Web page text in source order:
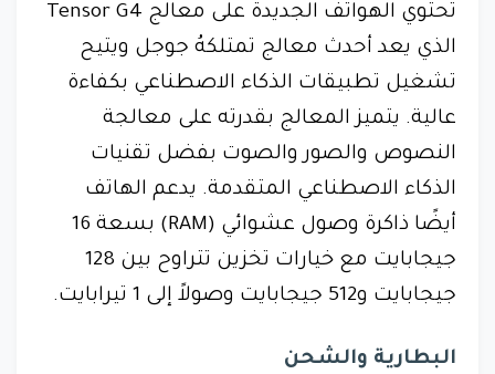
تحتوي الهواتف الجديدة على معالج Tensor G4
الذي يعد أحدث معالج تمتلكهُ جوجل ويتيح
تشغيل تطبيقات الذكاء الاصطناعي بكفاءة
عالية. يتميز المعالج بقدرته على معالجة
النصوص والصور والصوت بفضل تقنيات
الذكاء الاصطناعي المتقدمة. يدعم الهاتف
أيضًا ذاكرة وصول عشوائي (RAM) بسعة 16
جيجابايت مع خيارات تخزين تتراوح بين 128
جيجابايت و512 جيجابايت وصولاً إلى 1 تيرابايت.
البطارية والشحن